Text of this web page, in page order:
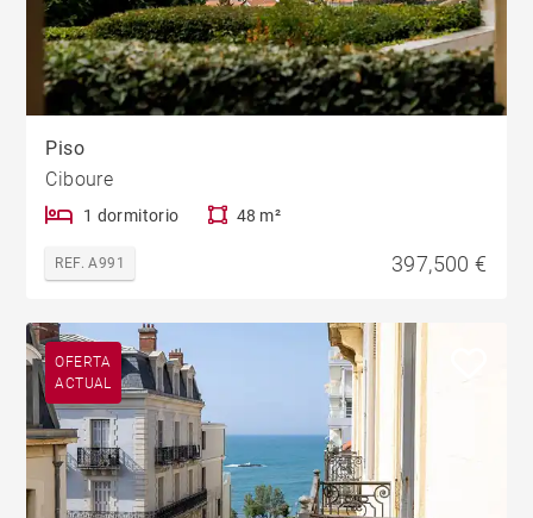
Piso
Ciboure
1 dormitorio 48 m²
REF. A991 397,500 €
OFERTA
ACTUAL